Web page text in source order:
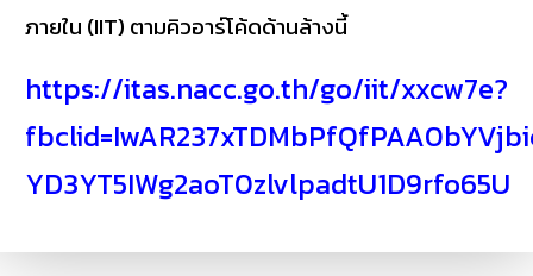
ภายใน (IIT) ตามคิวอาร์โค้ดด้านล้างนี้
https://itas.nacc.go.th/go/iit/xxcw7e?
YD3YT5IWg2aoT0zlvlpadtU1D9rfo65U